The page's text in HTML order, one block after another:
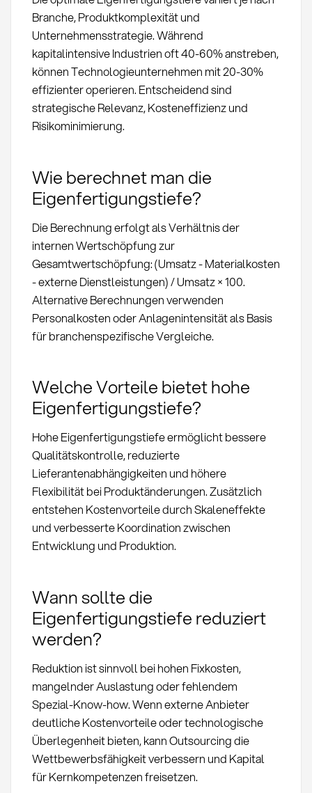
Branche, Produktkomplexität und
Unternehmensstrategie. Während
kapitalintensive Industrien oft 40-60% anstreben,
können Technologieunternehmen mit 20-30%
effizienter operieren. Entscheidend sind
strategische Relevanz, Kosteneffizienz und
Risikominimierung.
Wie berechnet man die
Eigenfertigungstiefe?
Die Berechnung erfolgt als Verhältnis der
internen Wertschöpfung zur
Gesamtwertschöpfung: (Umsatz - Materialkosten
- externe Dienstleistungen) / Umsatz × 100.
Alternative Berechnungen verwenden
Personalkosten oder Anlagenintensität als Basis
für branchenspezifische Vergleiche.
Welche Vorteile bietet hohe
Eigenfertigungstiefe?
Hohe Eigenfertigungstiefe ermöglicht bessere
Qualitätskontrolle, reduzierte
Lieferantenabhängigkeiten und höhere
Flexibilität bei Produktänderungen. Zusätzlich
entstehen Kostenvorteile durch Skaleneffekte
und verbesserte Koordination zwischen
Entwicklung und Produktion.
Wann sollte die
Eigenfertigungstiefe reduziert
werden?
Reduktion ist sinnvoll bei hohen Fixkosten,
mangelnder Auslastung oder fehlendem
Spezial-Know-how. Wenn externe Anbieter
deutliche Kostenvorteile oder technologische
Überlegenheit bieten, kann Outsourcing die
Wettbewerbsfähigkeit verbessern und Kapital
für Kernkompetenzen freisetzen.